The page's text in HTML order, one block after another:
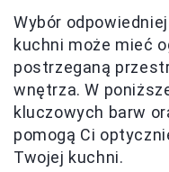
Wybór
kuchni może mieć
postrzeganą
wnętrza. W
kluczowych barw
pomogą Ci
Twojej kuchni.